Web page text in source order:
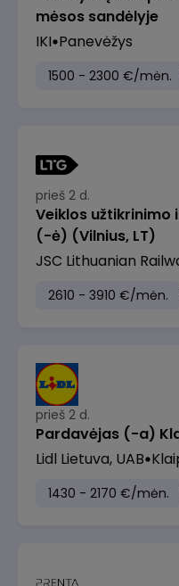
mėsos sandėlyje
IKI Panevėžys
1500 - 2300 €/mėn.
prieš 2 d.
Veiklos
(-ė) (Vilnius, LT)
JSC Lithuanian
2610 - 3910 €/mėn.
prieš 2 d.
Pardavėjas (-a)
Lidl Lietuva, UAB
1430 - 2170 €/mėn.